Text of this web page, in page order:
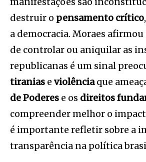
destruir o pensamento crítico
a democracia. Moraes
de controlar ou aniquilar as
republicanas é um sinal
tiranias e violênciaque
de Poderes e os direitos
compreender melhor o
é importante refletir sobre a
transparência na política